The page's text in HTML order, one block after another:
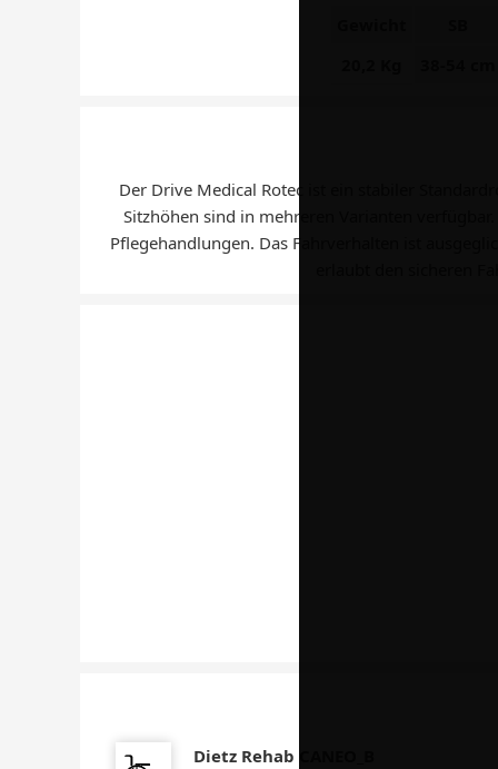
Der Drive Medical Rotec ist ein stabiler
Sitzhöhen sind in mehreren Varianten
Pflegehandlungen. Das Fahrverhalten ist
Dietz Rehab CANEO_B